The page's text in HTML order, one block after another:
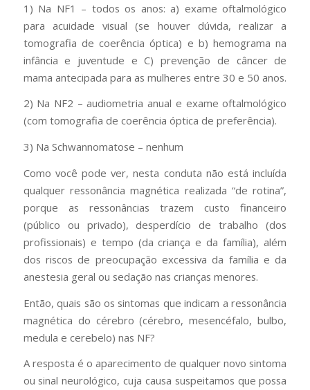
1) Na NF1 – todos os anos: a) exame oftalmológico
para acuidade visual (se houver dúvida, realizar a
tomografia de coerência óptica) e b) hemograma na
infância e juventude e C) prevenção de câncer de
mama antecipada para as mulheres entre 30 e 50 anos.
2) Na NF2 – audiometria anual e exame oftalmológico
(com tomografia de coerência óptica de preferência).
3) Na Schwannomatose – nenhum
Como você pode ver, nesta conduta não está incluída
qualquer ressonância magnética realizada “de rotina”,
porque as ressonâncias trazem custo financeiro
(público ou privado), desperdício de trabalho (dos
profissionais) e tempo (da criança e da família), além
dos riscos de preocupação excessiva da família e da
anestesia geral ou sedação nas crianças menores.
Então, quais são os sintomas que indicam a ressonância
magnética do cérebro (cérebro, mesencéfalo, bulbo,
medula e cerebelo) nas NF?
A resposta é o aparecimento de qualquer novo sintoma
ou sinal neurológico, cuja causa suspeitamos que possa